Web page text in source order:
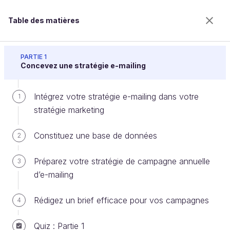
Table des matières
PARTIE 1
Concevez une stratégie e-mailing
1
Intégrez votre stratégie e-mailing dans votre
stratégie marketing
2 Constituez une base de données
3
Préparez votre stratégie de campagne annuelle
d’e-mailing
4 Rédigez un brief efficace pour vos campagnes
Quiz : Partie 1
Interprétez le taux d’insatisfaction
Bienvenue sur l’école 100% en ligne des métiers qui
ont de l’avenir.
Bénéficiez gratuitement de toutes les fonctionnalités
de ce cours (quiz, vidéos, accès illimité à tous les
Créer un compte ou se connecter